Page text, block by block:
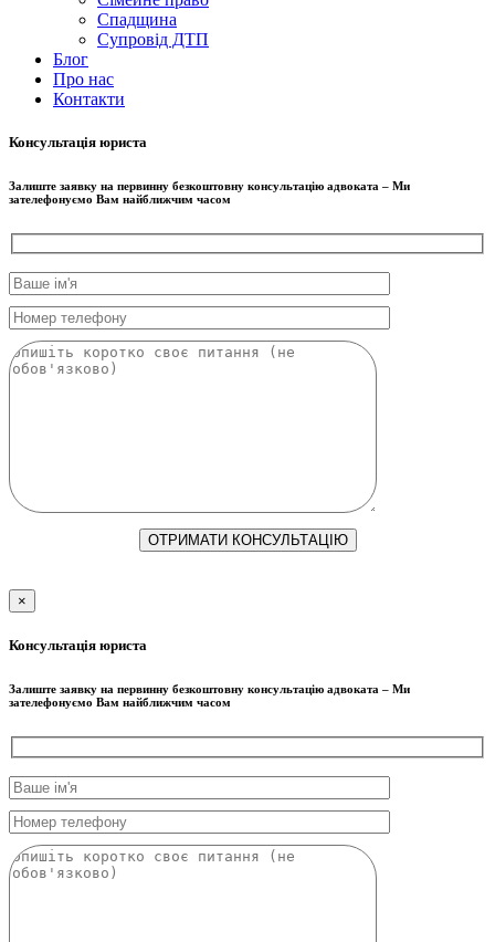
Спадщина
Супровід ДТП
Блог
Про нас
Контакти
Консультація юриста
Залиште заявку на первинну безкоштовну консультацію адвоката – Ми
зателефонуємо Вам найближчим часом
×
Консультація юриста
Залиште заявку на первинну безкоштовну консультацію адвоката – Ми
зателефонуємо Вам найближчим часом